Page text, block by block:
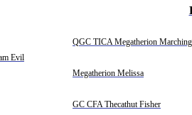
Evil
QGC TICA Megatherion
Megatherion Melissa
GC CFA Thecathut Fisher